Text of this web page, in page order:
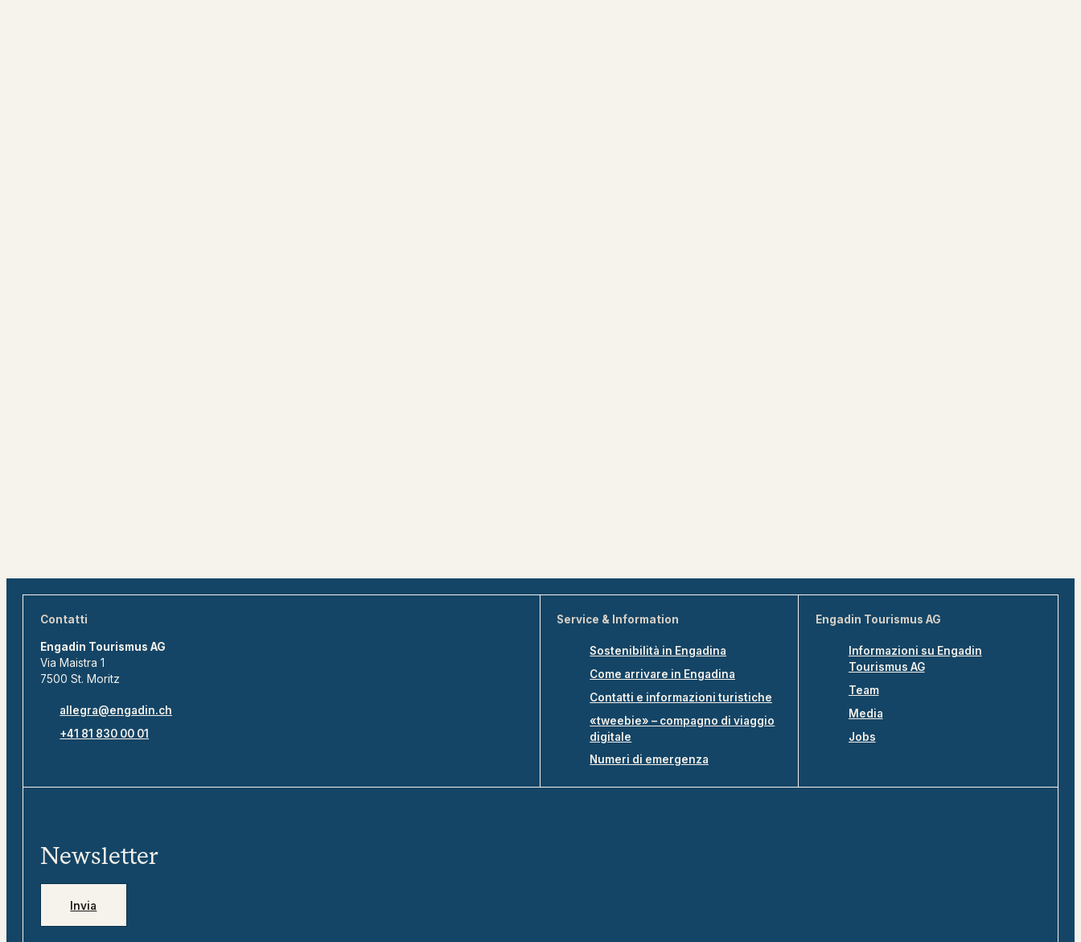
Contatti
Engadin Tourismus AG
Via Maistra 1
7500 St. Moritz
allegra@engadin.ch
+41 81 830 00 01
Service & Information
Sostenibilità in Engadina
Come arrivare in Engadina
Contatti e informazioni turistiche
«tweebie» – compagno di viaggio
digitale
Numeri di emergenza
Engadin Tourismus AG
Informazioni su Engadin
Tourismus AG
Team
Media
Jobs
Newsletter
Invia